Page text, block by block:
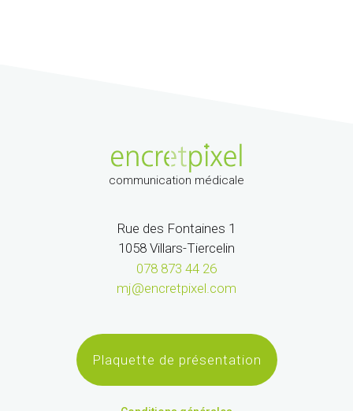
communication médicale
Rue des Fontaines 1
1058 Villars-Tiercelin
078 873 44 26
mj@encretpixel.com
Plaquette de présentation